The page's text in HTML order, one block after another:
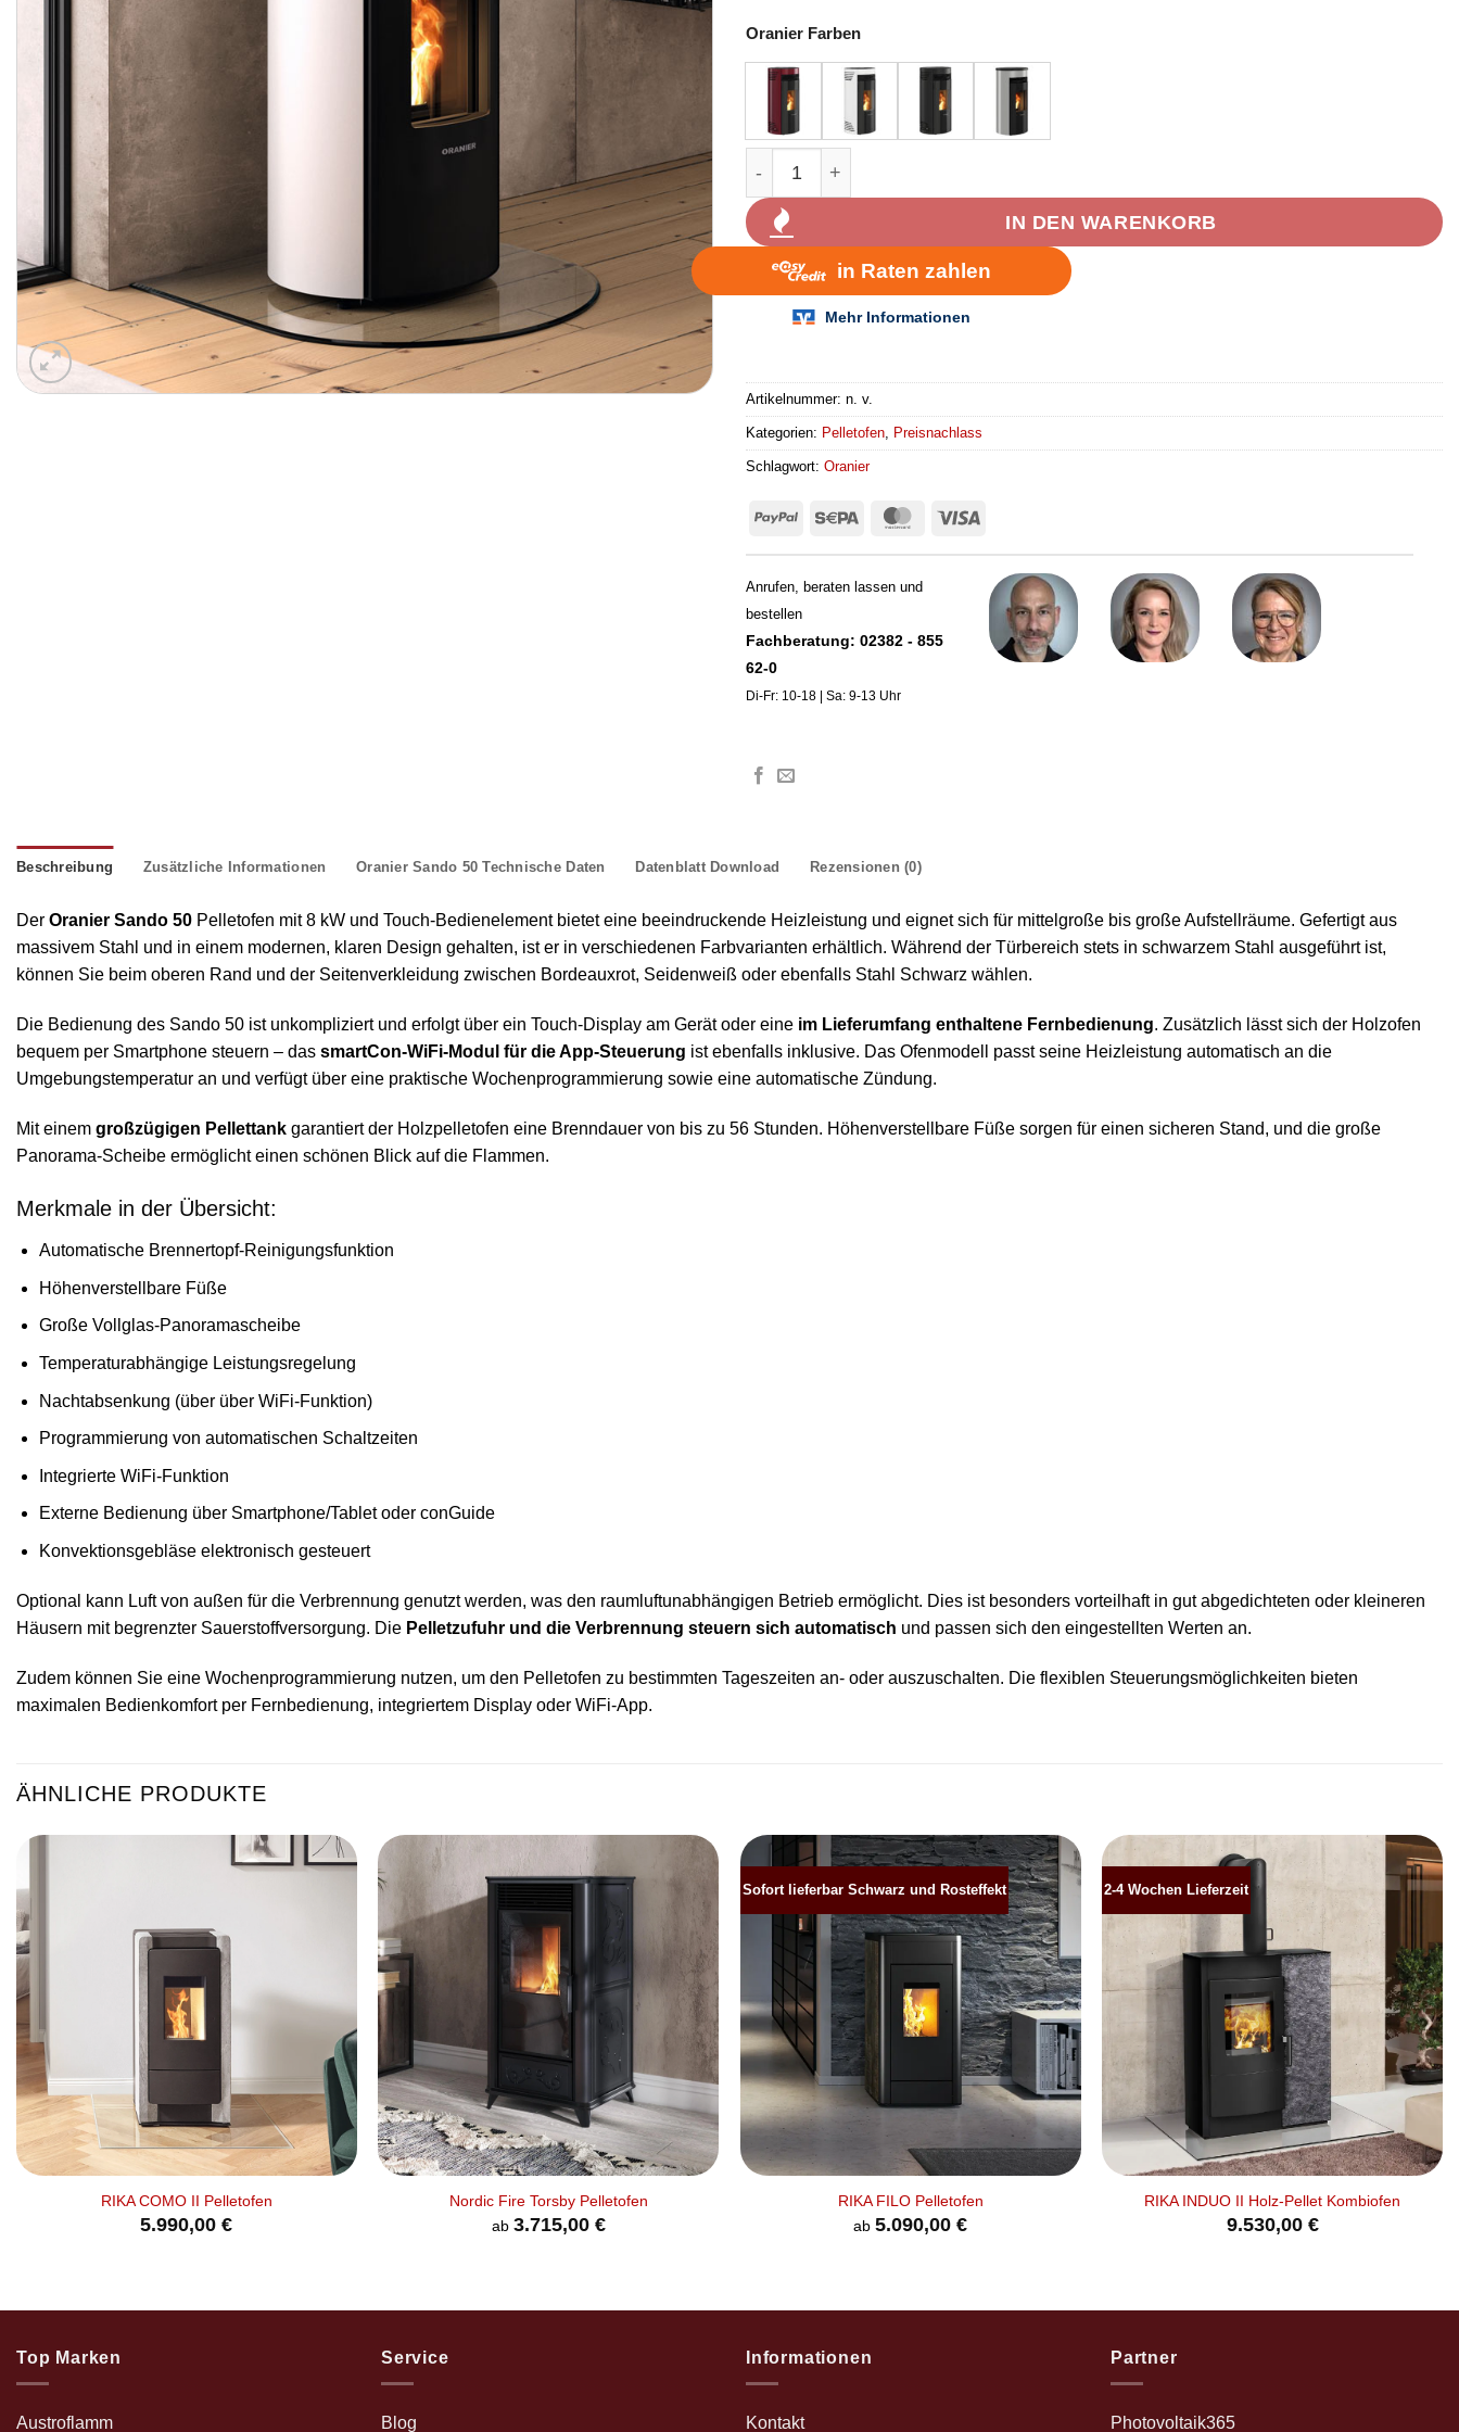
Oranier Farben
IN DEN WARENKORB
Artikelnummer: n. v.
Kategorien: Pelletofen Preisnachlass
Schlagwort: Oranier
PayPal Sepa MasterCard
Visa
Anrufen, beraten lassen und
bestellen
Fachberatung: 02382 - 855
62-0
Di-Fr: 10-18 | Sa: 9-13 Uhr
Beschreibung Zusätzliche Informationen Oranier Sando 50 Technische Daten Datenblatt Download Rezensionen (0)
Der Oranier Sando 50 Pelletofen mit 8 kW und Touch-Bedienelement bietet eine beeindruckende Heizleistung und eignet sich für mittelgroße bis große Aufstellräume. Gefertigt aus
massivem Stahl und in einem modernen, klaren Design gehalten, ist er in verschiedenen Farbvarianten erhältlich. Während der Türbereich stets in schwarzem Stahl ausgeführt ist,
können Sie beim oberen Rand und der Seitenverkleidung zwischen Bordeauxrot, Seidenweiß oder ebenfalls Stahl Schwarz wählen.
Die Bedienung des Sando 50 ist unkompliziert und erfolgt über ein Touch-Display am Gerät oder eine im Lieferumfang enthaltene Fernbedienung. Zusätzlich lässt sich der Holzofen
bequem per Smartphone steuern – das smartCon-WiFi-Modul für die App-Steuerung ist ebenfalls inklusive. Das Ofenmodell passt seine Heizleistung automatisch an die
Umgebungstemperatur an und verfügt über eine praktische Wochenprogrammierung sowie eine automatische Zündung.
Mit einem großzügigen Pellettank garantiert der Holzpelletofen eine Brenndauer von bis zu 56 Stunden. Höhenverstellbare Füße sorgen für einen sicheren Stand, und die große
Panorama-Scheibe ermöglicht einen schönen Blick auf die Flammen.
Merkmale in der Übersicht:
Automatische Brennertopf-Reinigungsfunktion
Höhenverstellbare Füße
Große Vollglas-Panoramascheibe
Temperaturabhängige Leistungsregelung
Nachtabsenkung (über über WiFi-Funktion)
Programmierung von automatischen Schaltzeiten
Integrierte WiFi-Funktion
Externe Bedienung über Smartphone/Tablet oder conGuide
Konvektionsgebläse elektronisch gesteuert
Optional kann Luft von außen für die Verbrennung genutzt werden, was den raumluftunabhängigen Betrieb ermöglicht. Dies ist besonders vorteilhaft in gut abgedichteten oder kleineren
Häusern mit begrenzter Sauerstoffversorgung. Die Pelletzufuhr und die Verbrennung steuern sich automatisch und passen sich den eingestellten Werten an.
Zudem können Sie eine Wochenprogrammierung nutzen, um den Pelletofen zu bestimmten Tageszeiten an- oder auszuschalten. Die flexiblen Steuerungsmöglichkeiten bieten
maximalen Bedienkomfort per Fernbedienung, integriertem Display oder WiFi-App.
ÄHNLICHE PRODUKTE
RIKA COMO II Pelletofen
5.990,00€
merken
+
Nordic Fire Torsby Pelletofen
ab 3.715,00 €
Sofort lieferbar Schwarz und Rosteffekt
Produkt
merken
+
RIKA FILO Pelletofen
ab5.090,00€
2-4 Wochen Lieferzeit
Produkt
RIKA INDUO II Holz-Pellet Kombiofen
9.530,00 €
Top Marken
Austroflamm
Service
Blog
Informationen
Kontakt
Partner
Photovoltaik365